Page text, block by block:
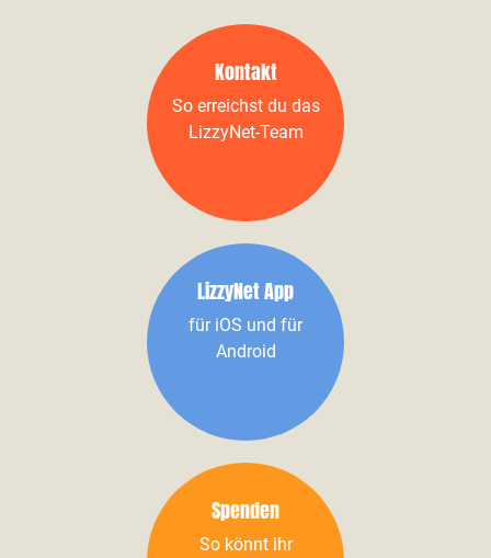
Kontakt
So erreichst du das
LizzyNet-Team
LizzyNet App
für iOS und für
Android
Spenden
So könnt ihr